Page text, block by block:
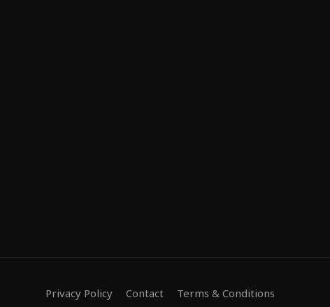
Privacy Policy Contact Terms & Conditions